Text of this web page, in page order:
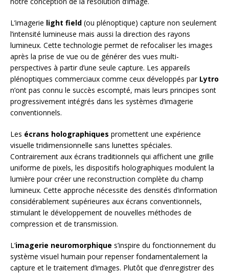
L’imagerie light field (ou plénoptique) capture non seulement
l’intensité lumineuse mais aussi la direction des rayons
lumineux. Cette technologie permet de refocaliser les images
après la prise de vue ou de générer des vues multi-
perspectives à partir d’une seule capture. Les appareils
plénoptiques commerciaux comme ceux développés par Lytro
n’ont pas connu le succès escompté, mais leurs principes sont
progressivement intégrés dans les systèmes d’imagerie
conventionnels.
Les écrans holographiques promettent une expérience
visuelle tridimensionnelle sans lunettes spéciales.
Contrairement aux écrans traditionnels qui affichent une grille
uniforme de pixels, les dispositifs holographiques modulent la
lumière pour créer une reconstruction complète du champ
lumineux. Cette approche nécessite des densités d’information
considérablement supérieures aux écrans conventionnels,
stimulant le développement de nouvelles méthodes de
compression et de transmission.
L’imagerie neuromorphique s’inspire du fonctionnement du
système visuel humain pour repenser fondamentalement la
capture et le traitement d’images. Plutôt que d’enregistrer des